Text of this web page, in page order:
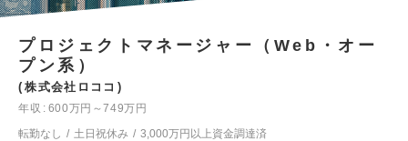
プロジェクトマネージャー（Web・オー
プン系）
株式会社ロココ
年収
600万円～749万円
転勤なし
土日祝休み 3,000万円以上資金調達済